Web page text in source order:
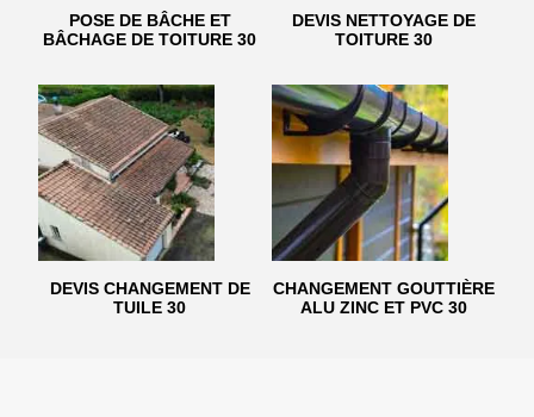
POSE DE BÂCHE ET
BÂCHAGE DE TOITURE 30
DEVIS NETTOYAGE DE
TOITURE 30
DEVIS CHANGEMENT DE
TUILE 30
CHANGEMENT GOUTTIÈRE
ALU ZINC ET PVC 30